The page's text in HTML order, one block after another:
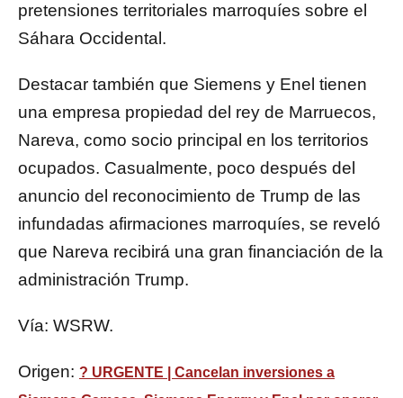
pretensiones territoriales marroquíes sobre el
Sáhara Occidental.
Destacar también que Siemens y Enel tienen
una empresa propiedad del rey de Marruecos,
Nareva, como socio principal en los territorios
ocupados. Casualmente, poco después del
anuncio del reconocimiento de Trump de las
infundadas afirmaciones marroquíes, se reveló
que Nareva recibirá una gran financiación de la
administración Trump.
Vía: WSRW.
Origen: ? URGENTE | Cancelan inversiones a